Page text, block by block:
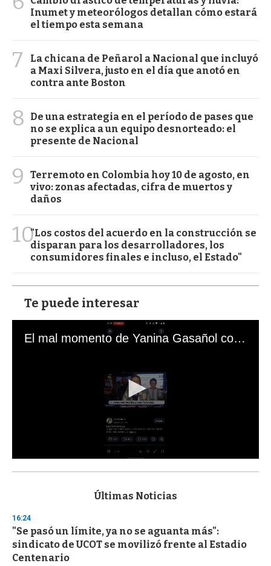
Inumet y meteorólogos detallan cómo estará
el tiempo esta semana
7
La chicana de Peñarol a Nacional que incluyó
a Maxi Silvera, justo en el día que anotó en
contra ante Boston
8
De una estrategia en el período de pases que
no se explica a un equipo desnorteado: el
presente de Nacional
9
Terremoto en Colombia hoy 10 de agosto, en
vivo: zonas afectadas, cifra de muertos y
daños
10"Los costos del acuerdo en la construcción se
disparan para los desarrolladores, los
consumidores finales e incluso, el Estado"
Te puede interesar
El mal momento de Yanina Gasañol con un hincha argentino en "Subrayado"
s
d
s
o
f
3
Últimas Noticias
16:24
"Se pasó un límite, ya no se aguanta más":
sindicato de UCOT se movilizó frente al Estadio
Centenario